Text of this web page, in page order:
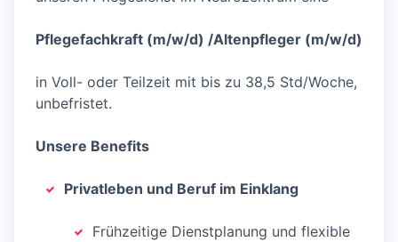
Pflegefachkraft (m/w/d) /Altenpfleger (m/w/d)
in Voll- oder Teilzeit mit bis zu 38,5 Std/Woche,
unbefristet.
Unsere Benefits
Privatleben und Beruf im Einklang
Frühzeitige Dienstplanung und flexible